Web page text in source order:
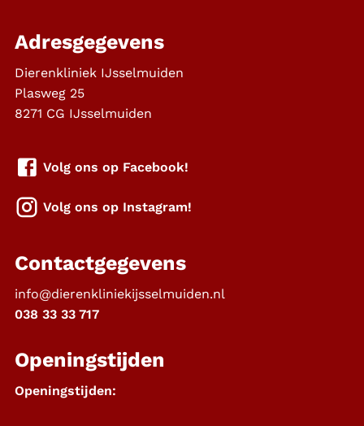
Adresgegevens
Dierenkliniek IJsselmuiden
Plasweg 25
8271 CG IJsselmuiden
Volg ons op Facebook!
Volg ons op Instagram!
Contactgegevens
info@dierenkliniekijsselmuiden.nl
038 33 33 717
Openingstijden
Openingstijden: